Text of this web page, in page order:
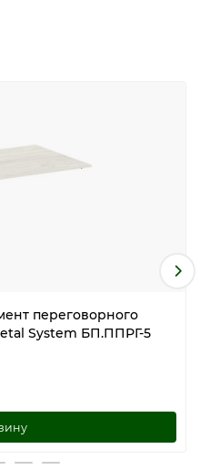
переговорного
System БП.ППРГ-5